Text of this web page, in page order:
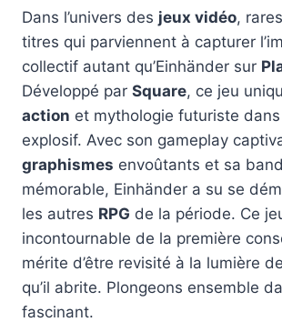
Dans l’univers des jeux vidéo,
titres qui parviennent à capturer
collectif autant qu’Einhänder sur
Développé par Square, ce jeu
action et mythologie futuriste
explosif. Avec son gameplay
graphismes envoûtants et sa
mémorable, Einhänder a su se
les autres RPG de la période. Ce
incontournable de la première
mérite d’être revisité à la lumière
qu’il abrite. Plongeons ensemble
fascinant.